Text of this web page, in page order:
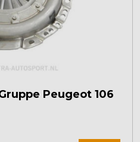
Peugeot 106